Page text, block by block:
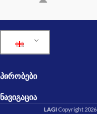
ᲞᲘᲠᲝᲑᲔᲑᲘ
ᲜᲐᲕᲘᲒᲐᲪᲘᲐ
LAGI Copyright 2026